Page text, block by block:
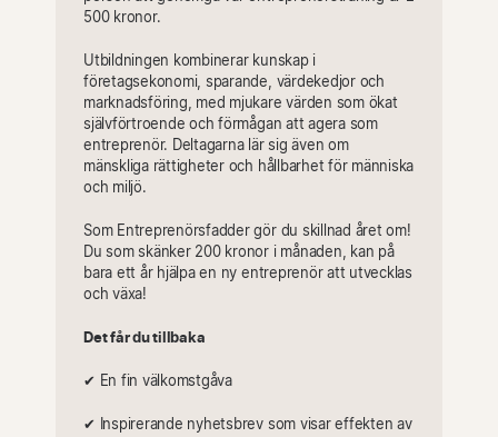
500 kronor.
Utbildningen kombinerar kunskap i
företagsekonomi, sparande, värdekedjor och
marknadsföring, med mjukare värden som ökat
självförtroende och förmågan att agera som
entreprenör. Deltagarna lär sig även om
mänskliga rättigheter och hållbarhet för människa
och miljö.
Som Entreprenörsfadder gör du skillnad året om!
Du som skänker 200 kronor i månaden, kan på
bara ett år hjälpa en ny entreprenör att utvecklas
och växa!
Det får du tillbaka
✔︎ En fin välkomstgåva
✔︎ Inspirerande nyhetsbrev som visar effekten av